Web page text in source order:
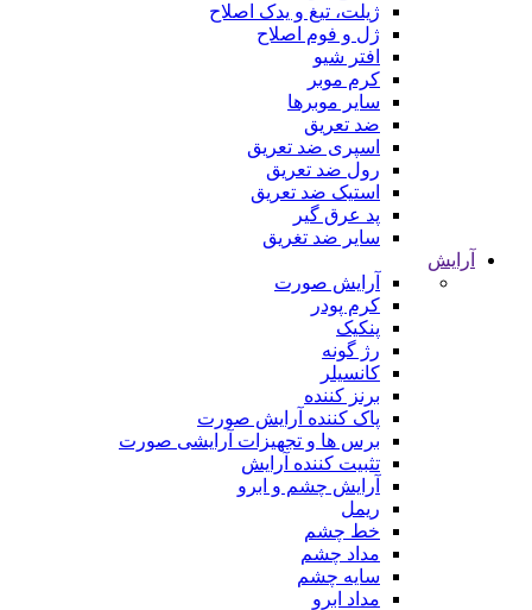
ژیلت، تیغ و یدک اصلاح
ژل و فوم اصلاح
افتر شیو
کرم موبر
سایر موبرها
ضد تعریق
اسپری ضد تعریق
رول ضد تعریق
استیک ضد تعریق
پد عرق گیر
سایر ضد تغریق
آرایش
آرایش صورت
کرم پودر
پنکیک
رژ گونه
کانسیلر
برنز کننده
پاک کننده آرایش صورت
برس ها و تجهیزات آرایشی صورت
تثبیت کننده آرایش
آرایش چشم و ابرو
ریمل
خط چشم
مداد چشم
سایه چشم
مداد ابرو